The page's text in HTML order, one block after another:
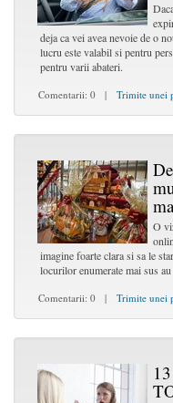
deja ca vei avea nevoie de o
lucru este valabil si pentru
pentru varii abateri.
Comentarii: 0 | Trimite unei
O
imagine foarte clara si sa le
locurilor enumerate mai sus
Comentarii: 0 | Trimite unei